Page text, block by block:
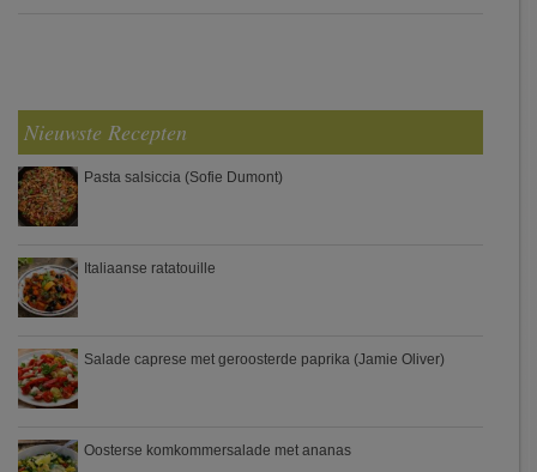
Nieuwste Recepten
Pasta salsiccia (Sofie Dumont)
Italiaanse ratatouille
Salade caprese met geroosterde paprika (Jamie Oliver)
Oosterse komkommersalade met ananas